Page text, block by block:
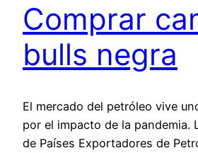
Comprar
bulls negra
El mercado del petróleo vive
por el impacto de la pandemia.
de Países Exportadores de